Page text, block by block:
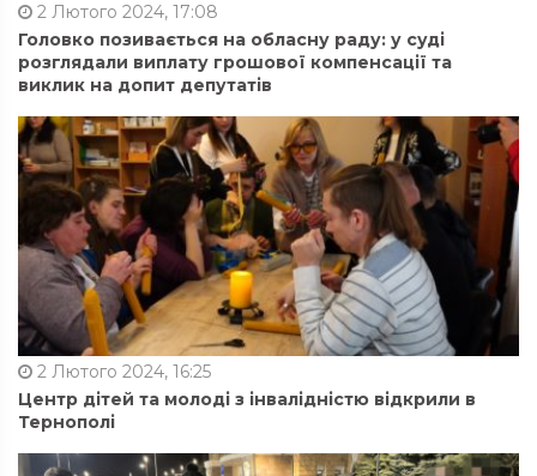
2 Лютого 2024, 17:08
Головко позивається на обласну раду: у суді
розглядали виплату грошової компенсації та
виклик на допит депутатів
2 Лютого 2024, 16:25
Центр дітей та молоді з інвалідністю відкрили в
Тернополі